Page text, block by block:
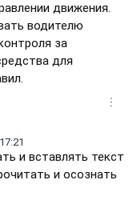
движения.
водителю
за
для
и вставлять текст
и осознать